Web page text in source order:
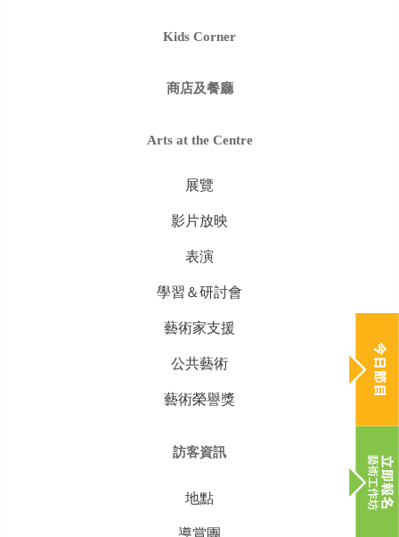
Kids Corner
商店及餐廳
Arts at the Centre
展覽
影片放映
表演
學習＆研討會
藝術家支援
公共藝術
藝術榮譽獎
訪客資訊
地點